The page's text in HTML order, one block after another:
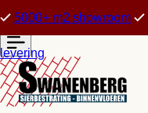
5000+ m2 showroom
levering